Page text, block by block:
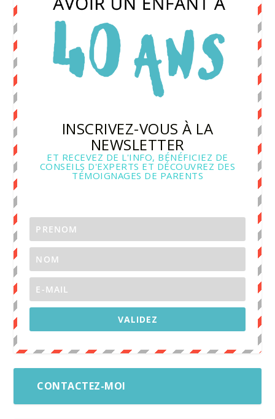
INSCRIVEZ-VOUS À LA
NEWSLETTER
ET RECEVEZ DE L'INFO, BÉNÉFICIEZ DE
CONSEILS D'EXPERTS ET DÉCOUVREZ DES
TÉMOIGNAGES DE PARENTS
VALIDEZ
CONTACTEZ-MOI